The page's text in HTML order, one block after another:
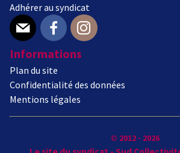
Adhérer au syndicat
E-mail Facebook
Informations
Plan du site
Confidentialité des données
Mentions légales
© 2012 - 2026